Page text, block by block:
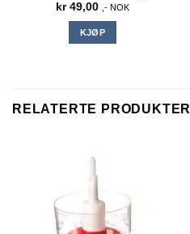
kr49,00 ,- NOK
KJØP
RELATERTE PRODUKTER